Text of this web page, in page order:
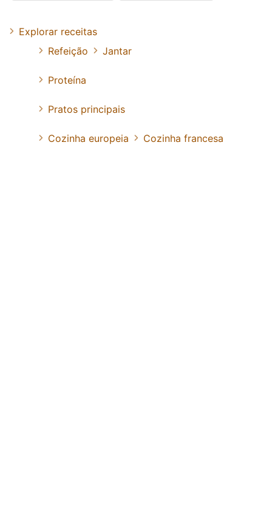
Explorar receitas
Refeição
Jantar
Proteína
Pratos principais
Cozinha europeia Cozinha francesa